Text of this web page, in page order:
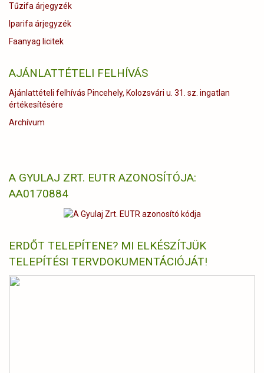
Tűzifa árjegyzék
Iparifa árjegyzék
Faanyag licitek
AJÁNLATTÉTELI FELHÍVÁS
Ajánlattételi felhívás Pincehely, Kolozsvári u. 31. sz. ingatlan
értékesítésére
Archívum
A GYULAJ ZRT. EUTR AZONOSÍTÓJA:
AA0170884
ERDŐT TELEPÍTENE? MI ELKÉSZÍTJÜK
TELEPÍTÉSI TERVDOKUMENTÁCIÓJÁT!